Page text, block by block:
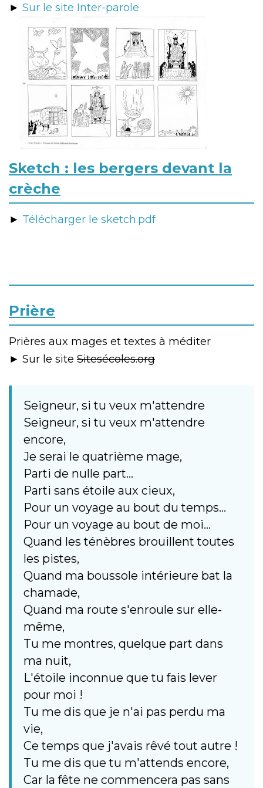
► Sur le site Inter-parole
Sketch : les bergers devant la
crèche
► Télécharger le sketch.pdf
Prière
Prières aux mages et textes à méditer
► Sur le site Sitesécoles.org
Seigneur, si tu veux m'attendre
Seigneur, si tu veux m'attendre
encore,
Je serai le quatrième mage,
Parti de nulle part...
Parti sans étoile aux cieux,
Pour un voyage au bout du temps...
Pour un voyage au bout de moi...
Quand les ténèbres brouillent toutes
les pistes,
Quand ma boussole intérieure bat la
chamade,
Quand ma route s'enroule sur elle-
même,
Tu me montres, quelque part dans
ma nuit,
L'étoile inconnue que tu fais lever
pour moi !
Tu me dis que je n'ai pas perdu ma
vie,
Ce temps que j'avais rêvé tout autre !
Tu me dis que tu m'attends encore,
Car la fête ne commencera pas sans